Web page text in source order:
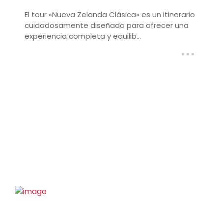
El tour «Nueva Zelanda Clásica» es un itinerario
cuidadosamente diseñado para ofrecer una
experiencia completa y equilib...